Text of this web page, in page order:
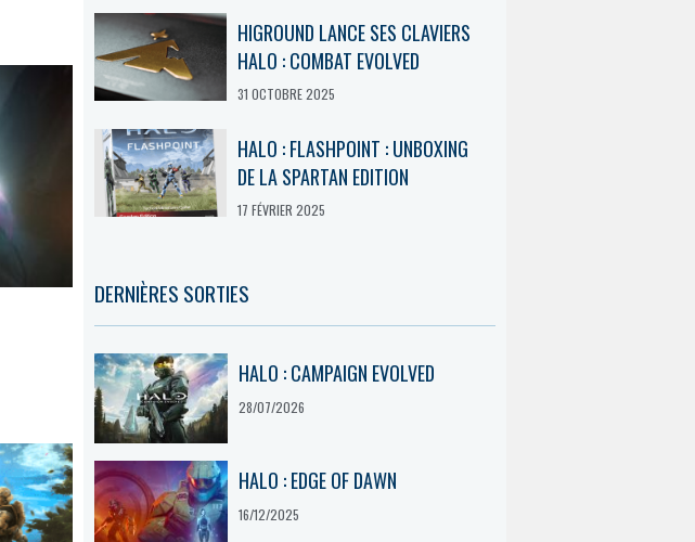
HIGROUND LANCE SES CLAVIERS
HALO : COMBAT EVOLVED
31 OCTOBRE 2025
HALO : FLASHPOINT : UNBOXING
DE LA SPARTAN EDITION
17 FÉVRIER 2025
DERNIÈRES SORTIES
HALO : CAMPAIGN EVOLVED
28/07/2026
HALO : EDGE OF DAWN
16/12/2025